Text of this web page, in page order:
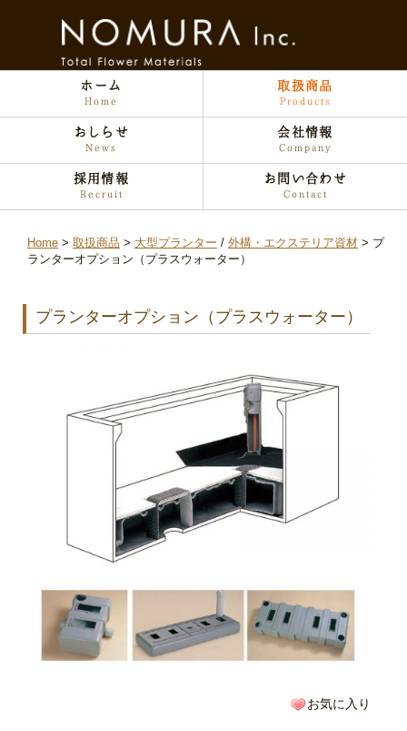
ホーム
Home
取扱商品
Products
おしらせ
News
会社情報
Company
採用情報
Recruit
お問い合わせ
Contact
Home 取扱商品 大型プランター / 外構・エクステリア資材
プ
ランターオプション（プラスウォーター）
プランターオプション（プラスウォーター）
お気に入り